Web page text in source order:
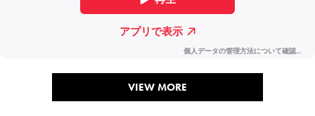
VIEW MORE